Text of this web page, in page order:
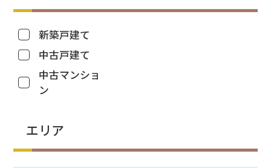
新築戸建て
中古戸建て
中古マンショ
ン
エリア